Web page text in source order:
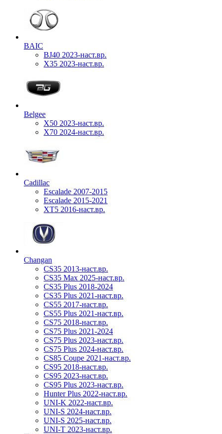
BAIC
BJ40 2023-наст.вр.
X35 2023-наст.вр.
Belgee
X50 2023-наст.вр.
X70 2024-наст.вр.
Cadillac
Escalade 2007-2015
Escalade 2015-2021
XT5 2016-наст.вр.
Changan
CS35 2013-наст.вр.
CS35 Max 2025-наст.вр.
CS35 Plus 2018-2024
CS35 Plus 2021-наст.вр.
CS55 2017-наст.вр.
CS55 Plus 2021-наст.вр.
CS75 2018-наст.вр.
CS75 Plus 2021-2024
CS75 Plus 2023-наст.вр.
CS75 Plus 2024-наст.вр.
CS85 Coupe 2021-наст.вр.
CS95 2018-наст.вр.
CS95 2023-наст.вр.
CS95 Plus 2023-наст.вр.
Hunter Plus 2022-наст.вр.
UNI-K 2022-наст.вр.
UNI-S 2024-наст.вр.
UNI-S 2025-наст.вр.
UNI-T 2023-наст.вр.